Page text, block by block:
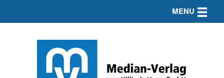
MENU Toggle